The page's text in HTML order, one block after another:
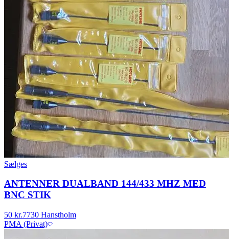
Sælges
ANTENNER DUALBAND 144/433 MHZ MED
BNC STIK
50 kr.7730 Hanstholm
PMA (Privat)